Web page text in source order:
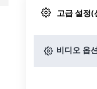
고급 설정(
비디오 옵